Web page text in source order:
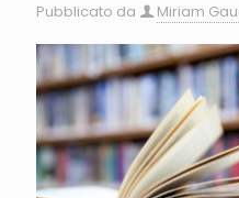
Pubblicato da Miriam